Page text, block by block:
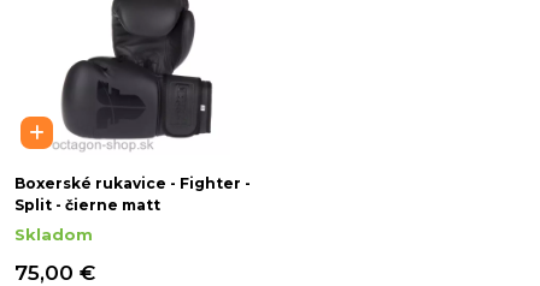
Boxerské rukavice - Fighter -
Split - čierne matt
Skladom
75,00 €